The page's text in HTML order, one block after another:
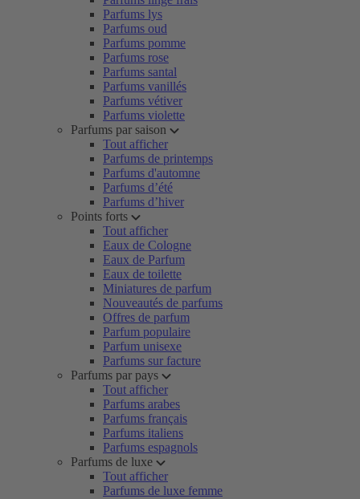
Parfums lys
Parfums oud
Parfums pomme
Parfums rose
Parfums santal
Parfums vanillés
Parfums vétiver
Parfums violette
Parfums par saison
Tout afficher
Parfums de printemps
Parfums d'automne
Parfums d’été
Parfums d’hiver
Points forts
Tout afficher
Eaux de Cologne
Eaux de Parfum
Eaux de toilette
Miniatures de parfum
Nouveautés de parfums
Offres de parfum
Parfum populaire
Parfum unisexe
Parfums sur facture
Parfums par pays
Tout afficher
Parfums arabes
Parfums français
Parfums italiens
Parfums espagnols
Parfums de luxe
Tout afficher
Parfums de luxe femme